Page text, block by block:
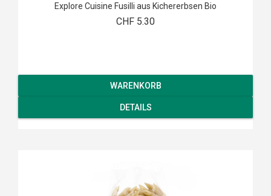
Explore Cuisine Fusilli aus Kichererbsen Bio
CHF 5.30
WARENKORB
DETAILS